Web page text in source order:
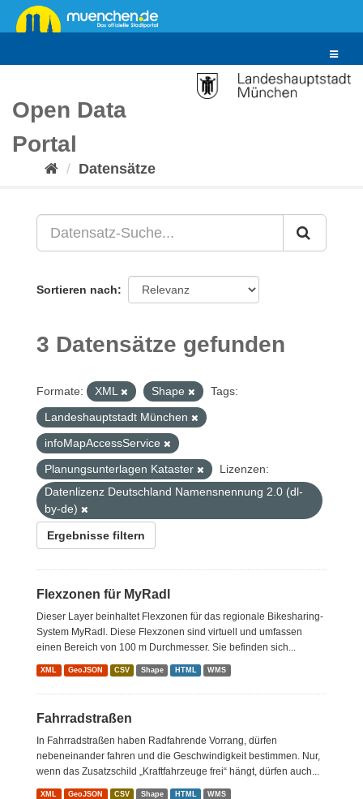
Überspringen
zum
Toggle
Open Data
Portal
Datensätze
Sortieren nach
3 Datensätze gefunden
Formate: XML Shape
Tags:
Landeshauptstadt München
infoMapAccessService
Planungsunterlagen Kataster
Lizenzen:
Datenlizenz Deutschland Namensnennung 2.0 (dl-
by-de)
Ergebnisse filtern
Flexzonen für MyRadl
Dieser Layer beinhaltet Flexzonen für das regionale Bikesharing-
System MyRadl. Diese Flexzonen sind virtuell und umfassen
einen Bereich von 100 m Durchmesser. Sie befinden sich...
XML GeoJSON CSV Shape HTML WMS
Fahrradstraßen
In Fahrradstraßen haben Radfahrende Vorrang, dürfen
nebeneinander fahren und die Geschwindigkeit bestimmen. Nur,
wenn das Zusatzschild „Kraftfahrzeuge frei“ hängt, dürfen auch...
XML GeoJSON CSV Shape HTML WMS